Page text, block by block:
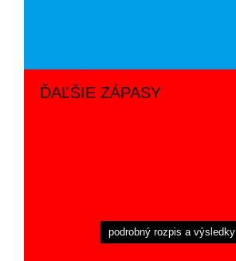
ĎAĽŠIE ZÁPASY
podrobný rozpis a výsledky